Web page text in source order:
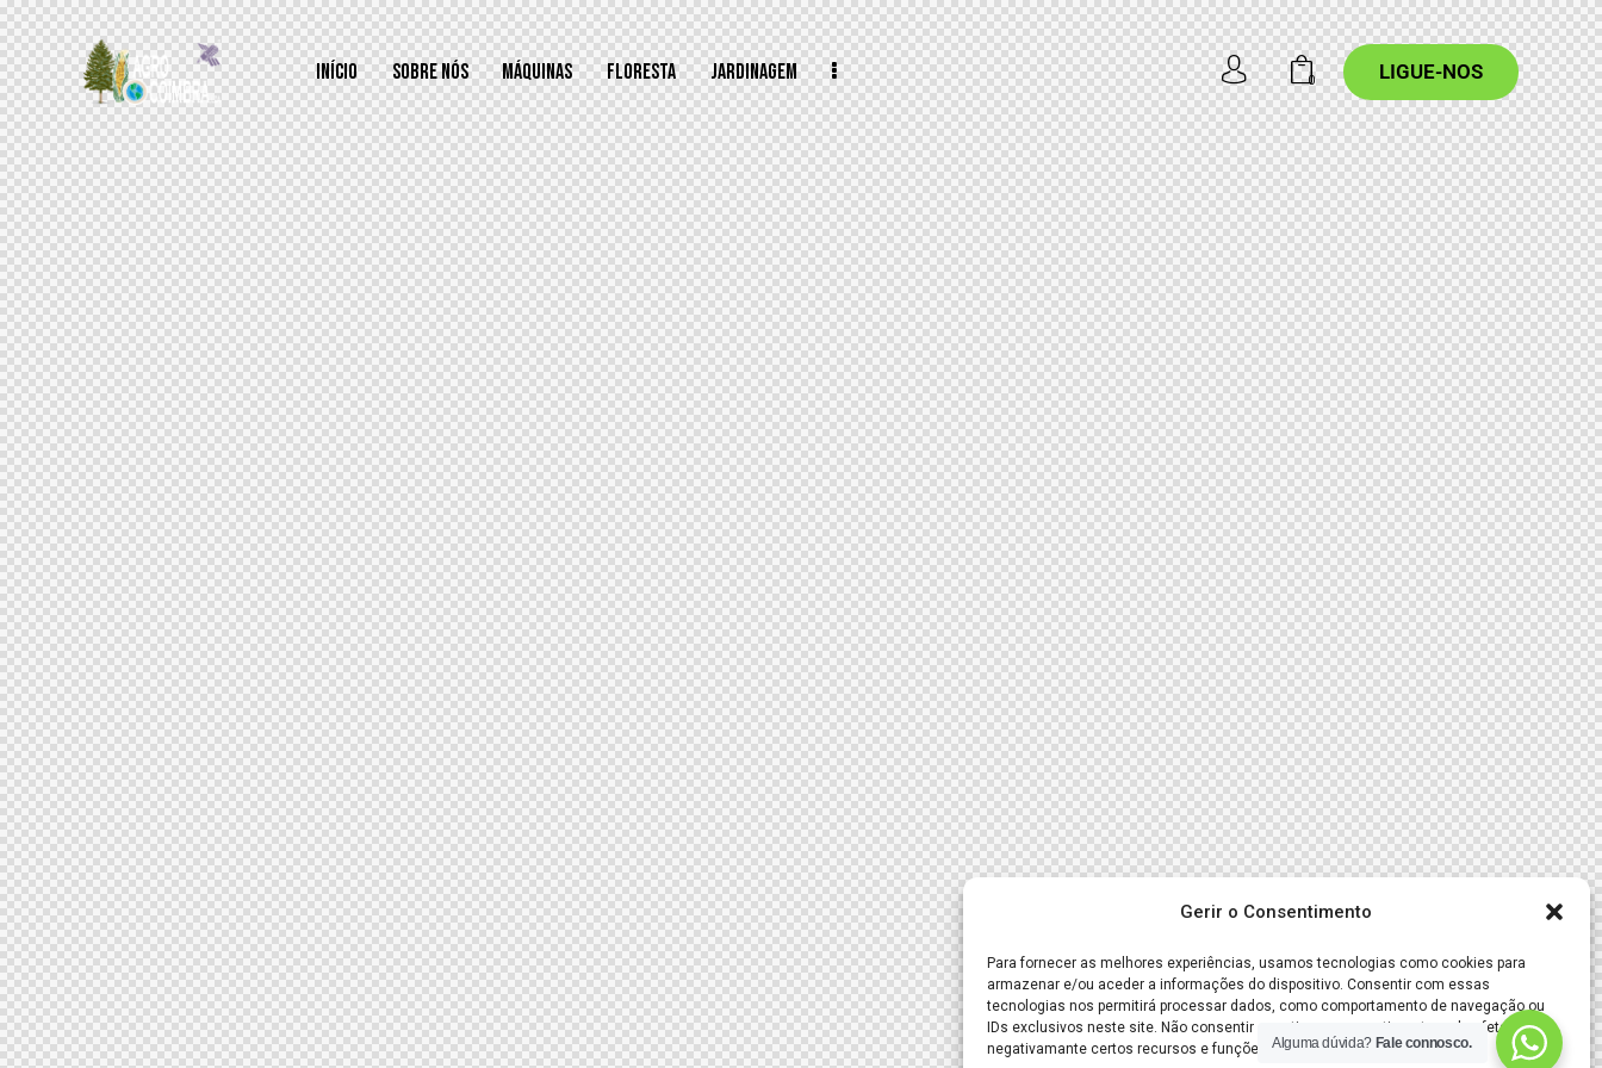
Gerir o Consentimento
Para fornecer as melhores experiências, usamos tecnologias como cookies para
armazenar e/ou aceder a informações do dispositivo. Consentir com essas
tecnologias nos permitirá processar dados, como comportamento de navegação ou
IDs exclusivos neste site. Não consentir ou retirar o consentimento pode afetar
negativamante certos recursos e funções.
INÍCIO SOBRE NÓS MÁQUINAS FLORESTA JARDINAGEM 0 LIGUE-NOS
Alguma dúvida? Fale connosco.